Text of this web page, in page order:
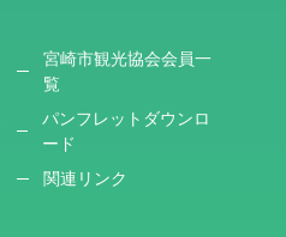
宮崎市観光協会会員一
覧
パンフレットダウンロ
ード
関連リンク